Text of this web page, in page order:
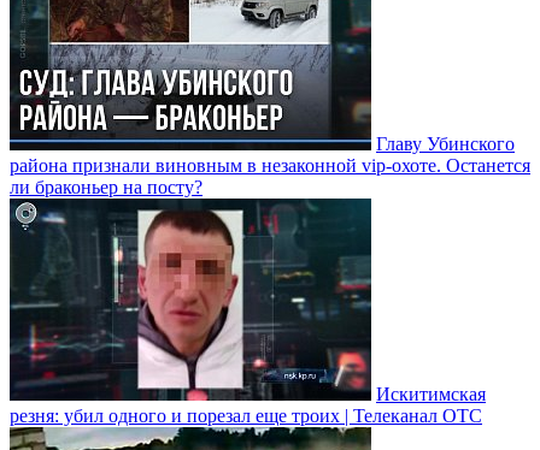
Главу Убинского
района признали виновным в незаконной vip-охоте. Останется
ли браконьер на посту?
Искитимская
резня: убил одного и порезал еще троих | Телеканал ОТС